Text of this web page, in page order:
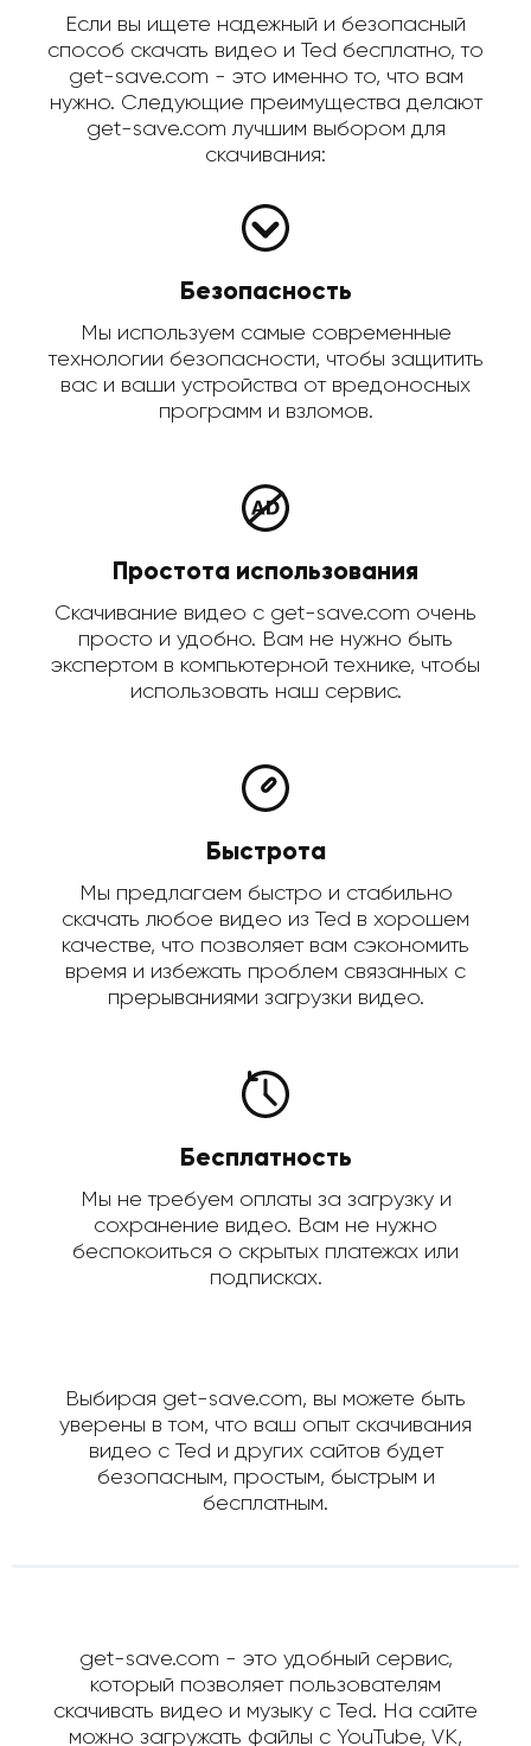
Если вы ищете надежный и безопасный
способ скачать видео и Ted бесплатно, то
get-save.com - это именно то, что вам
нужно. Следующие преимущества делают
get-save.com лучшим выбором для
скачивания:
Безопасность
Мы используем самые современные
технологии безопасности, чтобы защитить
вас и ваши устройства от вредоносных
программ и взломов.
Простота использования
Скачивание видео с get-save.com очень
просто и удобно. Вам не нужно быть
экспертом в компьютерной технике, чтобы
использовать наш сервис.
Быстрота
Мы предлагаем быстро и стабильно
скачать любое видео из Ted в хорошем
качестве, что позволяет вам сэкономить
время и избежать проблем связанных с
прерываниями загрузки видео.
Бесплатность
Мы не требуем оплаты за загрузку и
сохранение видео. Вам не нужно
беспокоиться о скрытых платежах или
подписках.
Выбирая get-save.com, вы можете быть
уверены в том, что ваш опыт скачивания
видео с Ted и других сайтов будет
безопасным, простым, быстрым и
бесплатным.
get-save.com - это удобный сервис,
который позволяет пользователям
скачивать видео и музыку с Ted. На сайте
можно загружать файлы с YouTube, VK,